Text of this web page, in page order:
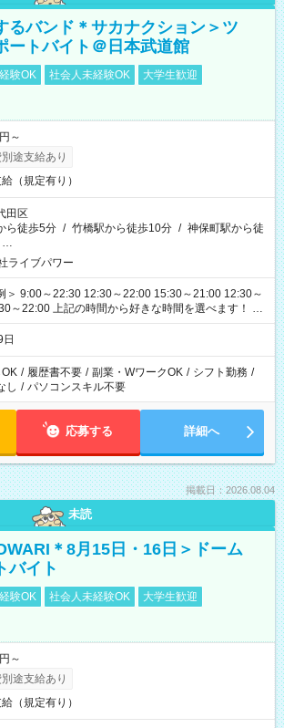
るバンド＊サカナクション＞ツ
ートバイト＠日本武道館
験OK 社会人未経験OK
大学生歓迎
～
途支給あり
（規定有り）
田区
ら徒歩5分 / 竹橋駅から徒歩10分 / 神保町駅から徒
…
ライブパワー
＞ 9:00～22:30 12:30～22:00 15:30～21:00 12:30～
ら好きな時間を選べます！ ※
となる可能性があります
/ 履歴書不要 / 副業・WワークOK / シフト勤務 /
し / パソコンスキル不要
応募する 詳細へ
掲載日：2026.08.04
未読
＊8月15日・16日＞ドーム
バイト
験OK 社会人未経験OK
大学生歓迎
～
途支給あり
（規定有り）